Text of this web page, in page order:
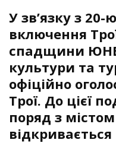
У зв’язку з
включення
спадщини
культури та
офіційно
Трої. До цієї
поряд з